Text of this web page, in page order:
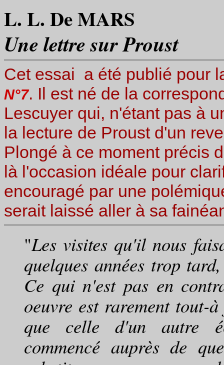
L. L. De MARS
Une lettre sur Proust
Cet essai a été publié pour
N°7. Il est né de la
Lescuyer qui, n'étant pas à
la lecture de Proust d'un
Plongé à ce moment précis
là l'occasion idéale pour
encouragé par une
serait laissé aller à sa
"Les visites qu'il nous
quelques années trop
Ce qui n'est pas en
oeuvre est rarement tout-
que celle d'un autre
commencé auprès de